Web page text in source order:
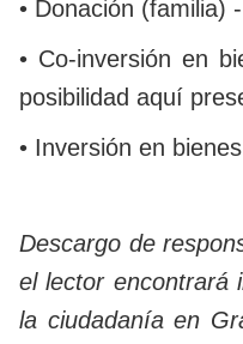
• Donación (familia)
• Co-inversión en
posibilidad aquí
• Inversión en
Descargo de
el lector encontrará
la ciudadanía en